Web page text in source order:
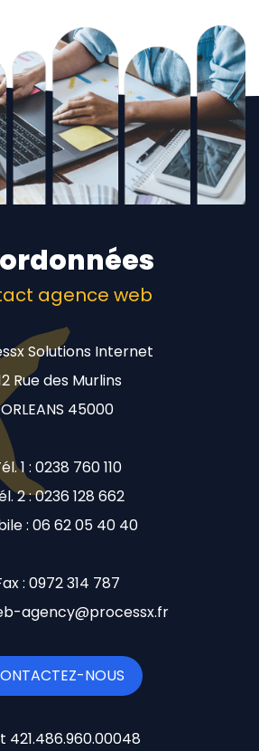
agence web
Solutions Internet
Rue des Murlins
ORLEANS 45000
1 : 0238 760 110
2 : 0236 128 662
: 06 62 05 40 40
: 0972 314 787
agency@processx.fr
NOUS
421.486.960.00048